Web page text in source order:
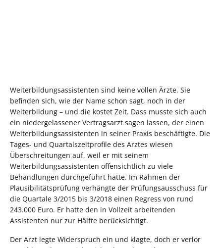
Weiterbildungsassistenten sind keine vollen Ärzte. Sie
befinden sich, wie der Name schon sagt, noch in der
Weiterbildung – und die kostet Zeit. Dass musste sich auch
ein niedergelassener Vertragsarzt sagen lassen, der einen
Weiterbildungsassistenten in seiner Praxis beschäftigte. Die
Tages- und Quartalszeitprofile des Arztes wiesen
Überschreitungen auf, weil er mit seinem
Weiterbildungsassistenten offensichtlich zu viele
Behandlungen durchgeführt hatte. Im Rahmen der
Plausibilitätsprüfung verhängte der Prüfungsausschuss für
die Quartale 3/2015 bis 3/2018 einen Regress von rund
243.000 Euro. Er hatte den in Vollzeit arbeitenden
Assistenten nur zur Hälfte berücksichtigt.
Der Arzt legte Widerspruch ein und klagte, doch er verlor